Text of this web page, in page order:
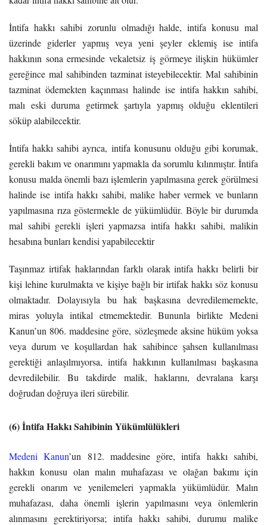
İntifa hakkı sahibi zorunlu olmadığı halde, intifa konusu mal
üzerinde giderler yapmış veya yeni şeyler eklemiş ise intifa
hakkının sona ermesinde vekaletsiz iş görmeye ilişkin hükümler
gereğince mal sahibinden tazminat isteyebilecektir. Mal sahibinin
tazminat ödemekten kaçınması halinde ise intifa hakkın sahibi,
malı eski duruma getirmek şartıyla yapmış olduğu eklentileri
söküp alabilecektir.
İntifa hakkı sahibi ayrıca, intifa konusunu olduğu gibi korumak,
gerekli bakım ve onarımını yapmakla da sorumlu kılınmıştır. İntifa
konusu malda önemli bazı işlemlerin yapılmasına gerek görülmesi
halinde ise intifa hakkı sahibi, malike haber vermek ve bunların
yapılmasına rıza göstermekle de yükümlüdür. Böyle bir durumda
mal sahibi gerekli işleri yapmazsa intifa hakkı sahibi, malikin
hesabına bunları kendisi yapabilecektir
Taşınmaz irtifak haklarından farklı olarak intifa hakkı belirli bir
kişi lehine kurulmakta ve kişiye bağlı bir irtifak hakkı söz konusu
olmaktadır. Dolayısıyla bu hak başkasına devredilememekte,
miras yoluyla intikal etmemektedir. Bununla birlikte Medeni
Kanun’un 806. maddesine göre, sözleşmede aksine hüküm yoksa
veya durum ve koşullardan hak sahibince şahsen kullanılması
gerektiği anlaşılmıyorsa, intifa hakkının kullanılması başkasına
devredilebilir. Bu takdirde malik, haklarını, devralana karşı
doğrudan doğruya ileri sürebilir.
(6) İntifa Hakkı Sahibinin Yükümlülükleri
Medeni Kanun’un 812. maddesine göre, intifa hakkı sahibi,
hakkın konusu olan malın muhafazası ve olağan bakımı için
gerekli onarım ve yenilemeleri yapmakla yükümlüdür. Malın
muhafazası, daha önemli işlerin yapılmasını veya önlemlerin
alınmasını gerektiriyorsa; intifa hakkı sahibi, durumu malike